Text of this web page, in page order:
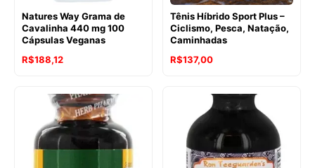
Natures Way Grama de
Cavalinha 440 mg 100
Cápsulas Veganas
R$188,12
Tênis Híbrido Sport Plus –
Ciclismo, Pesca, Natação,
Caminhadas
R$137,00